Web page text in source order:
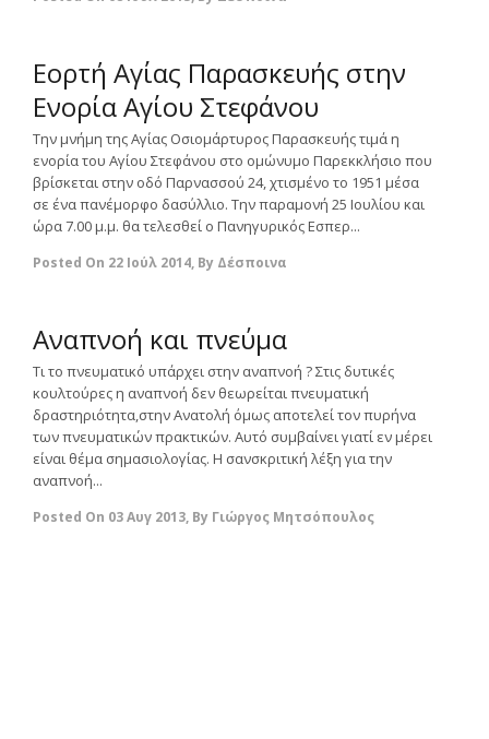
Εορτή Αγίας Παρασκευής στην
Ενορία Αγίου Στεφάνου
Την μνήμη της Αγίας Οσιομάρτυρος Παρασκευής τιμά η
ενορία του Αγίου Στεφάνου στο ομώνυμο Παρεκκλήσιο που
βρίσκεται στην οδό Παρνασσού 24, χτισμένο το 1951 μέσα
σε ένα πανέμορφο δασύλλιο. Την παραμονή 25 Ιουλίου και
ώρα 7.00 μ.μ. θα τελεσθεί ο Πανηγυρικός Εσπερ...
Posted On 22 Ιούλ 2014, By Δέσποινα
Αναπνοή και πνεύμα
Τι το πνευματικό υπάρχει στην αναπνοή ? Στις δυτικές
κουλτούρες η αναπνοή δεν θεωρείται πνευματική
δραστηριότητα,στην Ανατολή όμως αποτελεί τον πυρήνα
των πνευματικών πρακτικών. Αυτό συμβαίνει γιατί εν μέρει
είναι θέμα σημασιολογίας. Η σανσκριτική λέξη για την
αναπνοή...
Posted On 03 Αυγ 2013, By Γιώργος Μητσόπουλος